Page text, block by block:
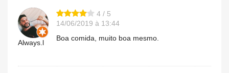
Always.l
4 / 5
14/06/2019 à 13:44
Boa comida, muito boa mesmo.